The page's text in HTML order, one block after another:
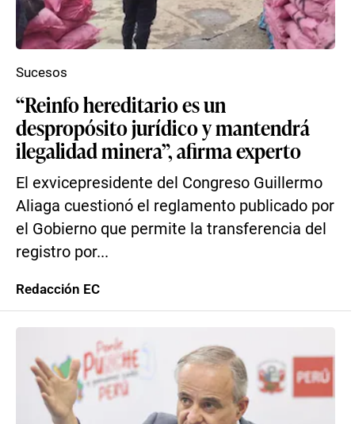
“Reinfo hereditario es un
despropósito jurídico y mantendrá
ilegalidad minera”, afirma experto
El exvicepresidente del Congreso Guillermo
Aliaga cuestionó el reglamento publicado por
el Gobierno que permite la transferencia del
registro por...
Sucesos
Redacción EC